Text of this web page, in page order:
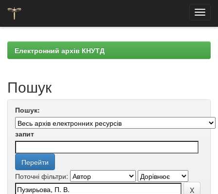
navigationЕлектронний архів КНУТД
Пошук
Пошук:
запит
Поточні фільтри: